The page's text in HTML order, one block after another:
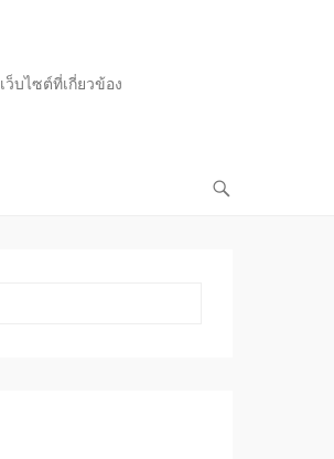
เว็บไซต์ที่เกี่ยวข้อง